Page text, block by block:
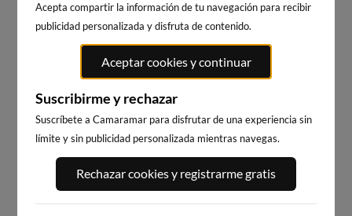
WEBCAMS CERCANAS
PORT ANDRATX
14km · Andratx
PLAYA DE SITGES
0.0 m CHOPI
Acepta compartir la información de tu navegación para recibir
publicidad personalizada y disfruta de contenido.
Aceptar cookies y continuar
Suscribirme y rechazar
Suscríbete a Camaramar para disfrutar de una experiencia sin
límite y sin publicidad personalizada mientras navegas.
Rechazar cookies y registrarme gratis